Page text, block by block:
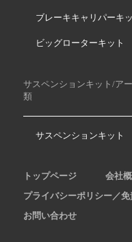
ブレーキキャリパーキ
ビッグローターキット
サスペンションキット/ア
類
サスペンションキット
トップページ
会社
プライバシーポリシー／
お問い合わせ